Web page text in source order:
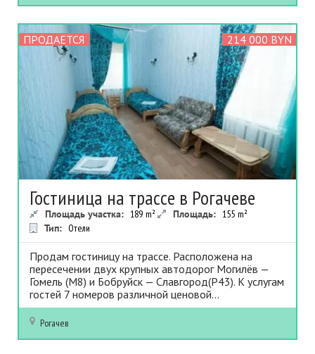
ПРОДАЕТСЯ 214 000 BYN
Гостиница на трассе в Рогачеве
Площадь участка: 189 m² Площадь: 155 m²
Тип: Отели
Продам гостиницу на трассе. Расположена на
пересечении двух крупных автодорог Могилёв —
Гомель (М8) и Бобруйск — Славгород(Р43). К услугам
гостей 7 номеров различной ценовой...
Рогачев